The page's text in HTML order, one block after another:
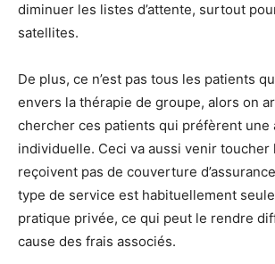
diminuer les listes d’attente, surtout
satellites.
De plus, ce n’est pas tous les patients
envers la thérapie de groupe, alors on
chercher ces patients qui préfèrent une
individuelle. Ceci va aussi venir toucher
reçoivent pas de couverture
type de service est habituellement
pratique privée, ce qui peut le rendre
cause des frais associés.